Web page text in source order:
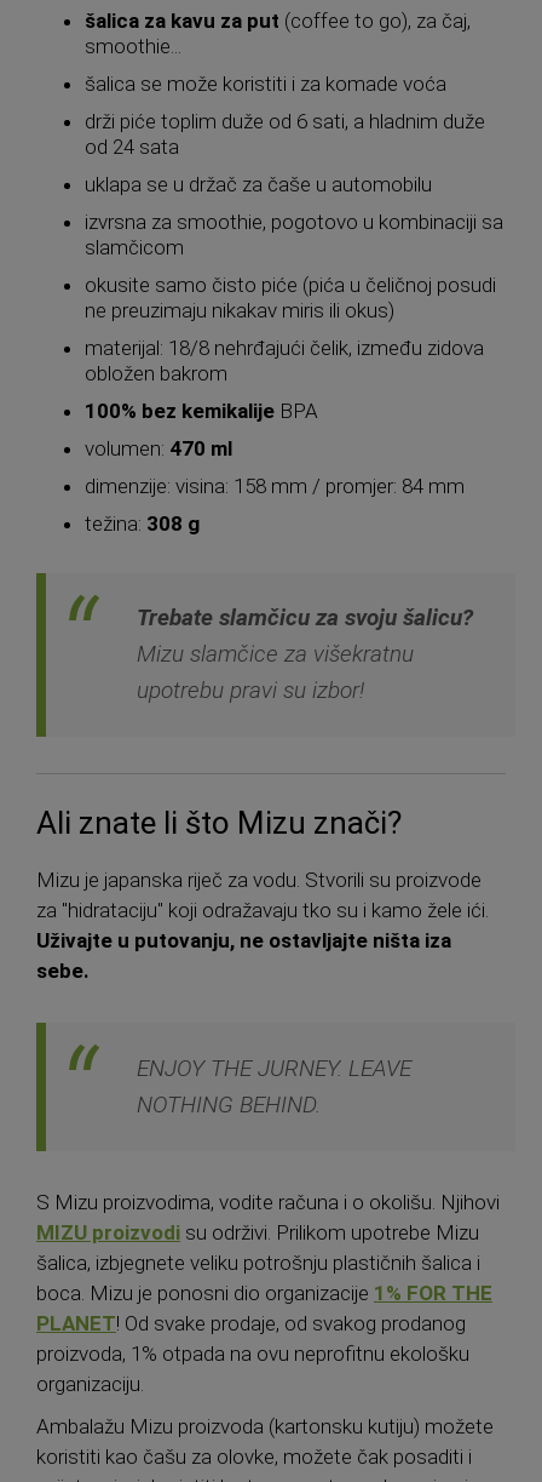
šalica za kavu za put (coffee to go), za čaj,
smoothie...
šalica se može koristiti i za komade voća
drži piće toplim duže od 6 sati, a hladnim duže
od 24 sata
uklapa se u držač za čaše u automobilu
izvrsna za smoothie, pogotovo u kombinaciji sa
slamčicom
okusite samo čisto piće (pića u čeličnoj posudi
ne preuzimaju nikakav miris ili okus)
materijal: 18/8 nehrđajući čelik, između zidova
obložen bakrom
100% bez kemikalije BPA
volumen: 470 ml
dimenzije: visina: 158 mm / promjer: 84 mm
težina: 308 g
Trebate slamčicu za svoju šalicu?
Mizu slamčice za višekratnu
upotrebu pravi su izbor!
Ali znate li što Mizu znači?
Mizu je japanska riječ za vodu. Stvorili su proizvode
za "hidrataciju" koji odražavaju tko su i kamo žele ići.
Uživajte u putovanju, ne ostavljajte ništa iza
sebe.
ENJOY THE JURNEY. LEAVE
NOTHING BEHIND.
S Mizu proizvodima, vodite računa i o okolišu. Njihovi
MIZU proizvodi su održivi. Prilikom upotrebe Mizu
šalica, izbjegnete veliku potrošnju plastičnih šalica i
boca. Mizu je ponosni dio organizacije 1% FOR THE
PLANET! Od svake prodaje, od svakog prodanog
proizvoda, 1% otpada na ovu neprofitnu ekološku
organizaciju.
Ambalažu Mizu proizvoda (kartonsku kutiju) možete
koristiti kao čašu za olovke, možete čak posaditi i